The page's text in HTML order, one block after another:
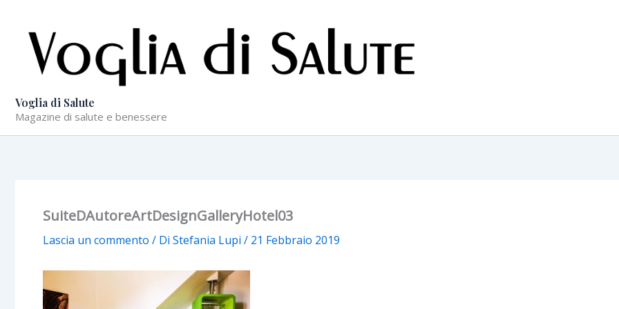
contenuto
Voglia di Salute
Magazine di salute e benessere
SuiteDAutoreArtDesignGalleryHotel03
Lascia un commento / Di Stefania Lupi / 21 Febbraio 2019